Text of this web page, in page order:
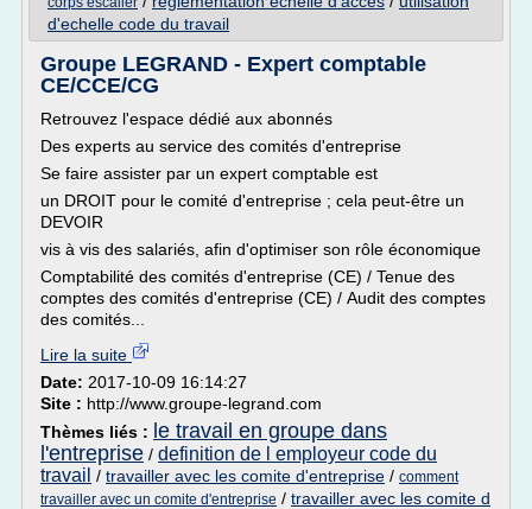
d'echelle code du travail
Groupe LEGRAND - Expert comptable
CE/CCE/CG
Retrouvez l'espace dédié aux abonnés
Des experts au service des comités d'entreprise
Se faire assister par un expert comptable est
un DROIT pour le comité d'entreprise ; cela peut-être un
DEVOIR
vis à vis des salariés, afin d'optimiser son rôle économique
Comptabilité des comités d'entreprise (CE) / Tenue des
comptes des comités d'entreprise (CE) / Audit des comptes
des comités...
Lire la suite
Date: 2017-10-09 16:14:27
Site : http://www.groupe-legrand.com
Thèmes liés : le travail en groupe dans
l'entreprise / definition de l employeur code du
travail / travailler avec les comite d'entreprise / comment
travailler avec un comite d'entreprise / travailler avec les comite d